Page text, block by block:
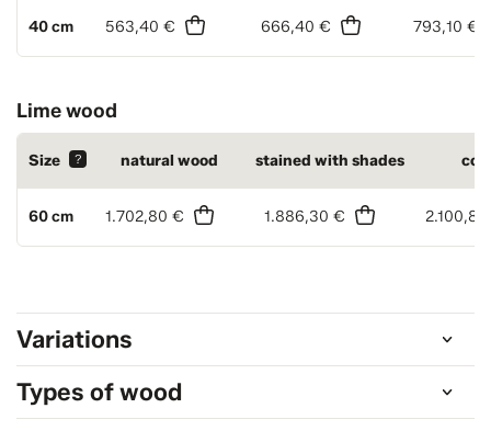
40 cm 563,40 € 666,40 € 793,10 €
Lime wood
Size ? natural wood stained with shades
60 cm 1.702,80 € 1.886,30 €
Variations
Types of wood